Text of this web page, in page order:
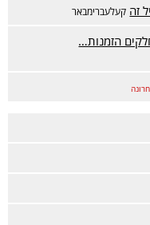
קעלעברימבאר
הזמנות…